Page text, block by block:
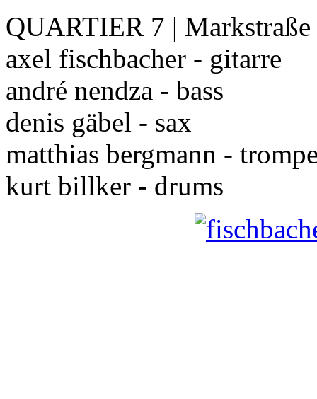
QUARTIER 7 |
axel fischbacher - gitarre
andré nendza - bass
denis gäbel - sax
matthias bergmann -
kurt billker - drums